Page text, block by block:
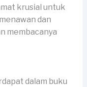
krusial untuk
dan
membacanya
dalam buku